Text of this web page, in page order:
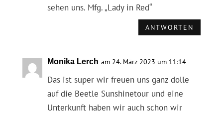
sehen uns. Mfg. „Lady in Red“
ANTWORTEN
Monika Lerch am 24. März 2023 um 11:14
Das ist super wir freuen uns ganz dolle
auf die Beetle Sunshinetour und eine
Unterkunft haben wir auch schon wir